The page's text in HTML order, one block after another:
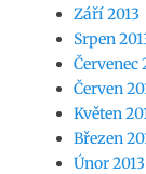
Září 2013
Srpen
Červenec
Červen
Květen
Březen
Únor 2013